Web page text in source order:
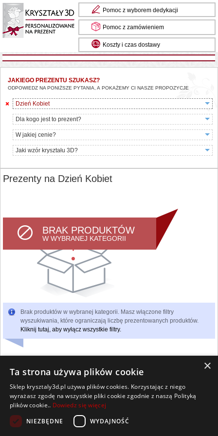
Pomoc z wyborem dedykacji
Pomoc z zamówieniem
Koszty i czas dostawy
JAKIEGO PREZENTU SZUKASZ?
ODPOWIEDZ NA PONIŻSZE PYTANIA, A POKAŻEMY CI NASZE PROPOZYCJE
Dzień Kobiet
Dla kogo jest to prezent?
W jakiej cenie?
Jaki wzór kryształu 3D?
Prezenty na Dzień Kobiet
BRAK PRODUKTÓW
W WYBRANEJ KATEGORII
Brak produktów w wybranej kategorii. Masz włączone filtry
wyszukiwania, które ograniczają liczbę prezentowanych produktów.
Kliknij tutaj, aby wyłącz wszystkie filtry.
Wszelkie prawa zastrzeżone
Kontakt Współpraca Regulamin
Pomoc Strona główna
×
Ta strona używa plików cookie
Sklep krysztaly3d.pl używa plików cookies. Korzystając z niego
wyrażasz zgodę na wszystkie pliki cookie zgodnie z naszą Polityką
plików cookie.. Dowiedz się więcej
NIEZBĘDNE
WYDAJNOŚĆ